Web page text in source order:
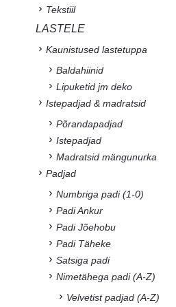
Tekstiil
LASTELE
Kaunistused lastetuppa
Baldahiinid
Lipuketid jm deko
Istepadjad & madratsid
Põrandapadjad
Istepadjad
Madratsid mängunurka
Padjad
Numbriga padi (1-0)
Padi Ankur
Padi Jõehobu
Padi Täheke
Satsiga padi
Nimetähega padi (A-Z)
Velvetist padjad (A-Z)